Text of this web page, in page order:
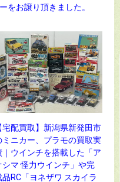
をお譲り頂きました。
宅配買取】新潟県新発田市
ミニカー、プラモの買取実
｜ウインチを搭載した「ア
シマ 怪力ウインチ」や完
品RC「ヨネザワ スカイラ